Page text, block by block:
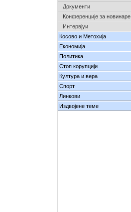
Документи
Конференције за новинаре
Интервјуи
Косово и Метохија
Економија
Политика
Стоп корупцији
Култура и вера
Спорт
Линкови
Издвојене теме